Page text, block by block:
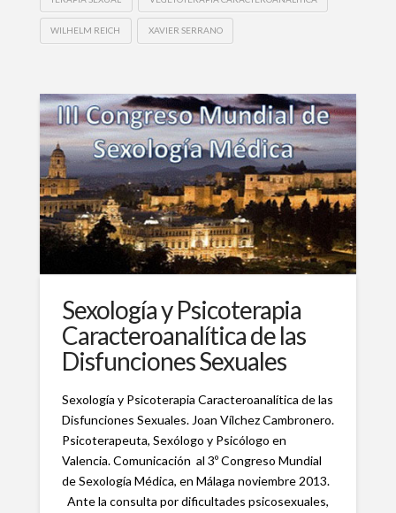
WILHELM REICH XAVIER SERRANO
Sexología y Psicoterapia
Caracteroanalítica de las
Disfunciones Sexuales
Sexología y Psicoterapia Caracteroanalítica de las
Disfunciones Sexuales. Joan Vílchez Cambronero.
Psicoterapeuta, Sexólogo y Psicólogo en
Valencia. Comunicación al 3º Congreso Mundial
de Sexología Médica, en Málaga noviembre 2013.
Ante la consulta por dificultades psicosexuales,